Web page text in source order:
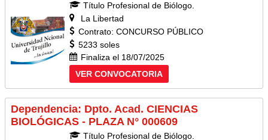
Título Profesional de Biólogo.
La Libertad
Contrato: CONCURSO PÚBLICO
5233 soles
Finaliza el 18/07/2025
VER CONVOCATORIA
Dependencia: Dpto. Acad. CIENCIAS
BIOLÓGICAS - PLAZA N° 000609
Título Profesional de Biólogo.